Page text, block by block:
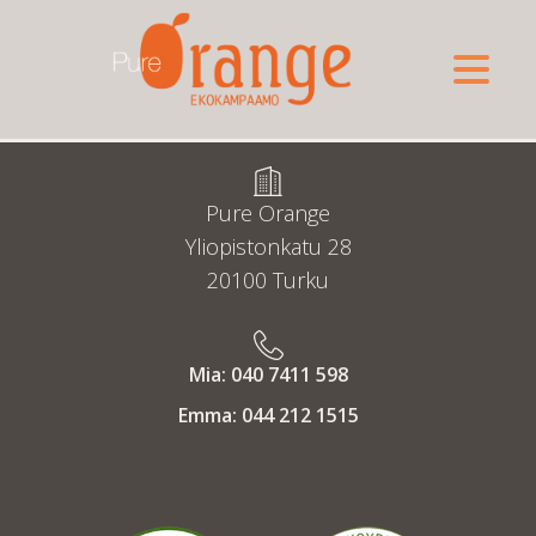
Pure Orange
Yliopistonkatu 28
20100 Turku
Mia: 040 7411 598
Emma: 044 212 1515